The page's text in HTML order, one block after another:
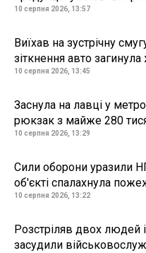
10 серпня 2026, 13:57
Виїхав на зустрічну
зіткнення авто загинула
10 серпня 2026, 13:45
Заснула на лавці у
рюкзак з майже 280
10 серпня 2026, 13:29
Сили оборони уразили
об'єкті спалахнула
10 серпня 2026, 13:22
Розстріляв двох людей
засудили